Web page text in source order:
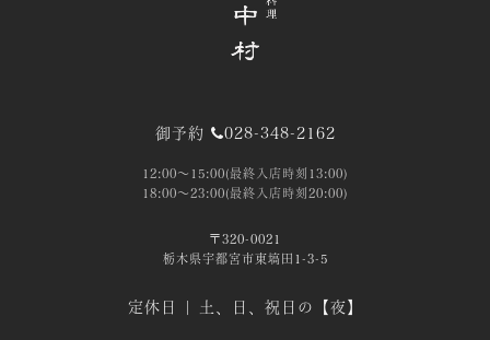
御予約 028-348-2162
12:00～15:00(最終入店時刻13:00)
18:00～23:00(最終入店時刻20:00)
〒320-0021
栃木県宇都宮市東塙田1-3-5
定休日 | 土、日、祝日の【夜】